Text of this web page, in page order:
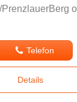
Telefon
Details